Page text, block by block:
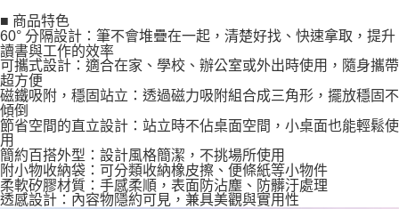
■ 商品特色
60° 分隔設計：筆不會堆疊在一起，清楚好找、快速拿取，提升
讀書與工作的效率
可攜式設計：適合在家、學校、辦公室或外出時使用，隨身攜帶
超方便
磁鐵吸附，穩固站立：透過磁力吸附組合成三角形，擺放穩固不
傾倒
節省空間的直立設計：站立時不佔桌面空間，小桌面也能輕鬆使
用
簡約百搭外型：設計風格簡潔，不挑場所使用
附小物收納袋：可分類收納橡皮擦、便條紙等小物件
柔軟矽膠材質：手感柔順，表面防沾塵、防髒汙處理
透感設計：內容物隱約可見，兼具美觀與實用性